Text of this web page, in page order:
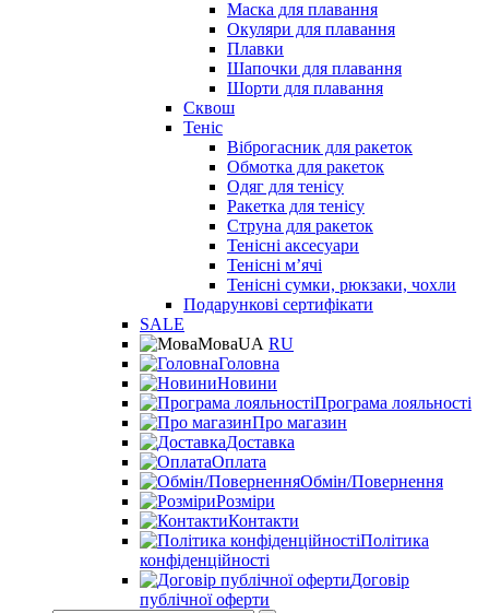
Маска для плавання
Окуляри для плавання
Плавки
Шапочки для плавання
Шорти для плавання
Сквош
Теніс
Віброгасник для ракеток
Обмотка для ракеток
Одяг для тенісу
Ракетка для тенісу
Струна для ракеток
Тенісні аксесуари
Тенісні мʼячі
Тенісні сумки, рюкзаки, чохли
Подарункові сертифікати
SALE
МоваUA RU
Головна
Новини
Програма лояльності
Про магазин
Доставка
Оплата
Обмін/Повернення
Розміри
Контакти
Політика
конфіденційності
Договір
публічної оферти